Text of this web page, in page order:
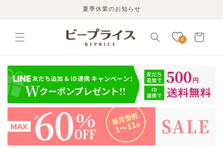
進む
夏季休業のお知らせ
0
ー